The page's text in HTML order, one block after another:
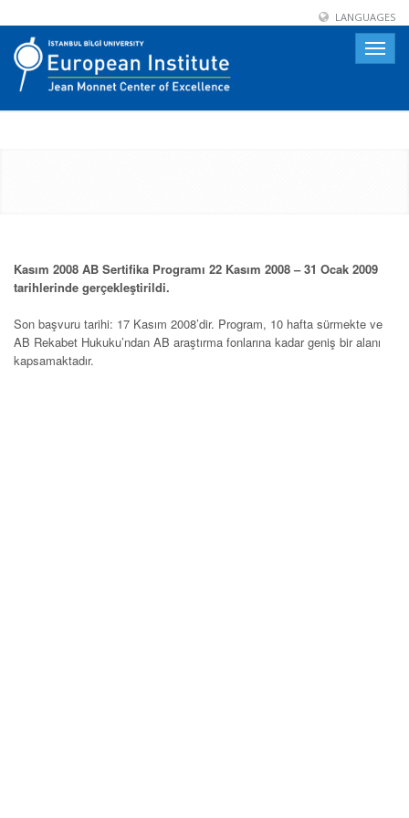
LANGUAGES
Toggle
Kasım 2008 AB Sertifika Programı 22 Kasım 2008 – 31 Ocak 2009
tarihlerinde gerçekleştirildi.
Son başvuru tarihi: 17 Kasım 2008’dir. Program, 10 hafta sürmekte ve
AB Rekabet Hukuku’ndan AB araştırma fonlarına kadar geniş bir alanı
kapsamaktadır.